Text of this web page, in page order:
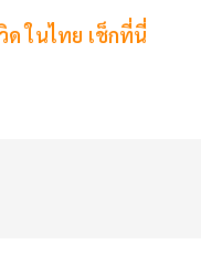
ในไทย เช็กที่นี่